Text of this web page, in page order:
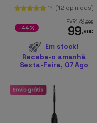
5000 Pa
19 (12 opiniões)
PVR179,00€
99,90€
-44%
Em stock!
Receba-o amanhã
Sexta-Feira, 07 Ago